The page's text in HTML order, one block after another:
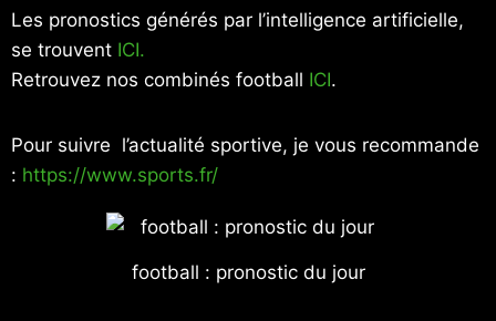
Les pronostics générés par l’intelligence artificielle,
se trouvent ICI.
Retrouvez nos combinés football ICI.
Pour suivre l’actualité sportive, je vous recommande
: https://www.sports.fr/
football : pronostic du jour